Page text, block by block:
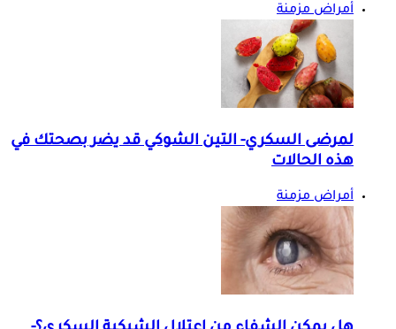
أمراض مزمنة
لمرضى السكري- التين الشوكي قد يضر بصحتك في
هذه الحالات
أمراض مزمنة